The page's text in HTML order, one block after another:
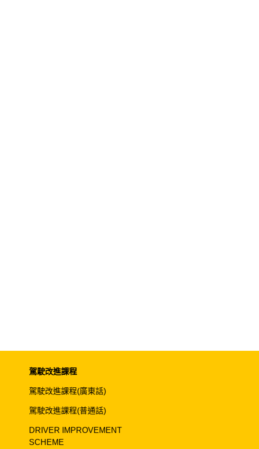
駕駛改進課程
駕駛改進課程(廣東話)
駕駛改進課程(普通話)
DRIVER IMPROVEMENT
SCHEME